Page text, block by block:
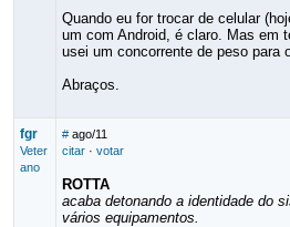
Quando eu for trocar de celular
um com Android, é claro. Mas em
usei um concorrente de peso para
Abraços.
fgr
Veter
ano
# ago/11
citar· votar
ROTTA
acaba detonando a identidade do
vários equipamentos.